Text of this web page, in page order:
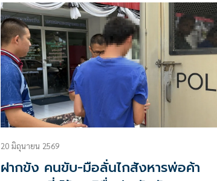
แอปเป๋าตัง ซ้ำราคาของแพงขึ้น ขณะร้านค้าต้องแบกรับ
ต้นทุนค่าขนส่ง และบรรจุภัณฑ์ พุ่งสูงขึ้น ส่งผลให้กำไร
หดหาย ทั้งยังถูกเรียกเก็บภาษีเพิ่มขึ้น จึงอยากให้รัฐบาล
หามาตรการลดราคาน้ำมัน และสินค้า
20 มิถุนายน 2569
ฝากขัง คนขับ-มือลั่นไกสังหารพ่อค้า